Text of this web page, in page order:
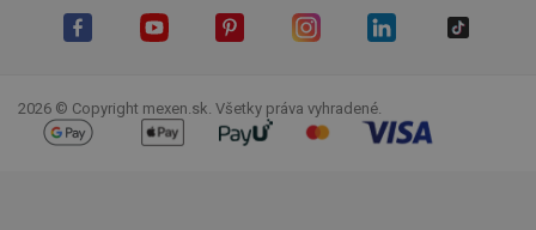
2026 © Copyright mexen.sk. Všetky práva vyhradené.